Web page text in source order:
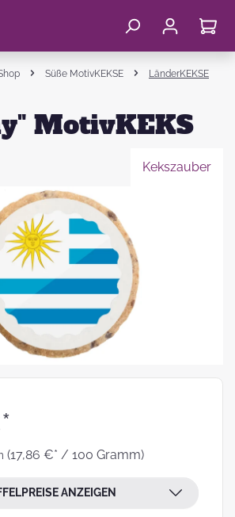
Süße MotivKEKSE LänderKEKSE
MotivKEKS
Kekszauber
(17,86 €* / 100 Gramm)
ANZEIGEN